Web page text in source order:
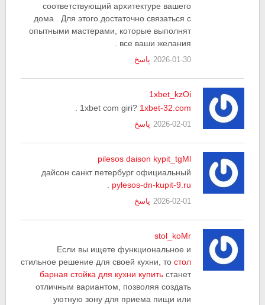
соответствующий архитектуре вашего
дома . Для этого достаточно связаться с
опытными мастерами, которые выполнят
все ваши желания .
2026-01-30 پاسخ
1xbet_kzOi
1xbet com giri? 1xbet-32.com
.
2026-02-01 پاسخ
pilesos daison kypit_tgMl
дайсон санкт петербург официальный
pylesos-dn-kupit-9.ru
.
2026-02-01 پاسخ
stol_koMr
Если вы ищете функциональное и
стильное решение для своей кухни, тостол
барная стойка для кухни купить станет
отличным вариантом, позволяя создать
уютную зону для приема пищи или